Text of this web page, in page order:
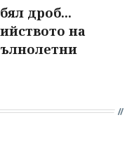
дроб...
на